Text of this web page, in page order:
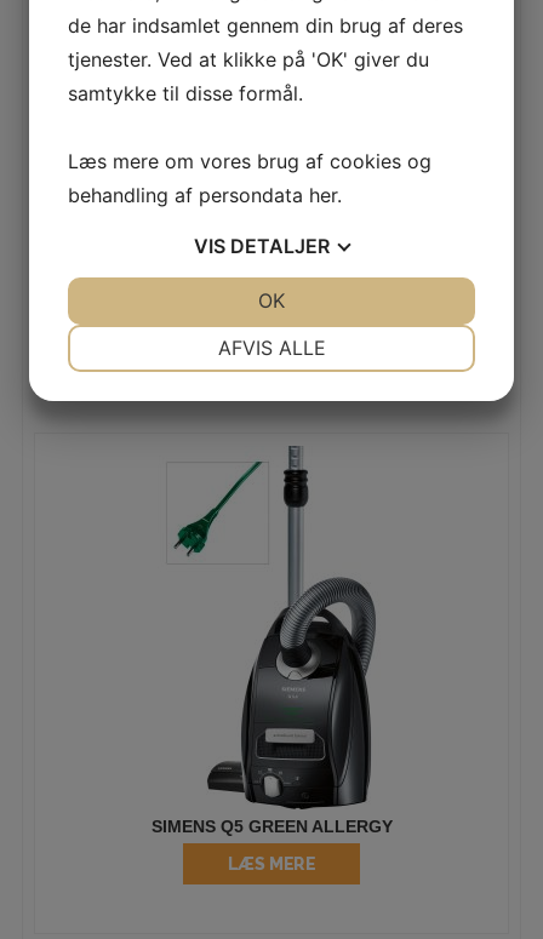
ELECTROLUX ULTRAONE ZUOALLFLOOR
LÆS MERE
SIMENS Q5 GREEN ALLERGY
LÆS MERE
de har indsamlet gennem din brug af deres
tjenester. Ved at klikke på 'OK' giver du
samtykke til disse formål.
Læs mere om vores brug af cookies og
behandling af persondata her.
VIS DETALJER
AFVIS ALLE
OK